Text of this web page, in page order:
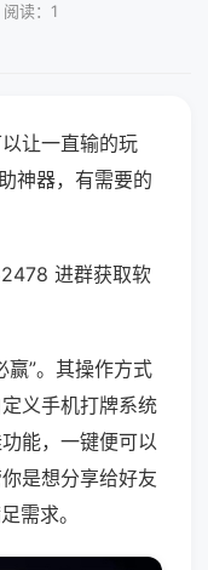
读：1
让一直输的玩
神器，有需要的
进群获取软
赢”。其操作方式
义手机打牌系统
能，一键便可以
是想分享给好友
需求。